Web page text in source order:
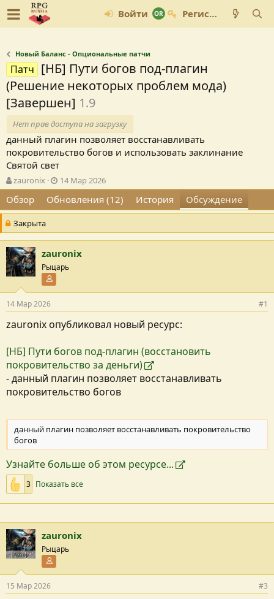
Войти Регистрация
Новый Баланс - Опциональные патчи
Патч [НБ] Пути богов под-плагин
(Решение некоторых проблем мода)
[Завершен] 1.9
Нет прав доступа на загрузку
данный плагин позволяет восстанавливать
покровительство богов и использовать заклинание
Святой свет
А
в
т
о
р
т
е
м
ы
zauronix
Д
а
т
а
о
д
а
и
14 Мар 2026
Обзор Обновления (12) История Обсуждение
Закрыта
zauronix
Рыцарь
14 Мар 2026 #1
zauronix опубликовал новый ресурс:
[НБ] Пути богов под-плагин (восстановить
покровительство за деньги)
- данный плагин позволяет восстанавливать
покровительство богов
данный плагин позволяет восстанавливать покровительство
богов
Узнайте больше об этом ресурсе...
3 Показать все
Автор
zauronix
Рыцарь
15 Мар 2026 #3